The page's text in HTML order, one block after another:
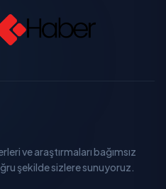
ve araştırmaları bağımsız
şekilde sizlere sunuyoruz.